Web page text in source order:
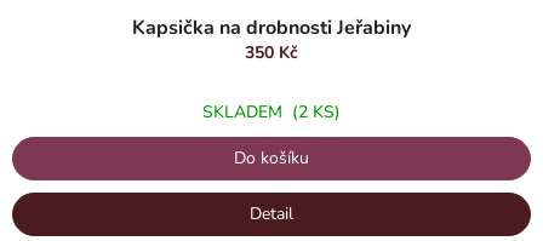
Kapsička na drobnosti Jeřabiny
350 Kč
SKLADEM (2 KS)
Do košíku
Detail